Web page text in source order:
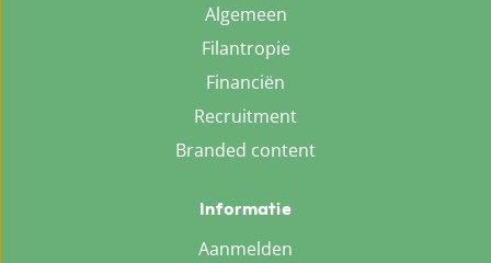
Algemeen
Filantropie
Financiën
Recruitment
Branded content
Informatie
Aanmelden